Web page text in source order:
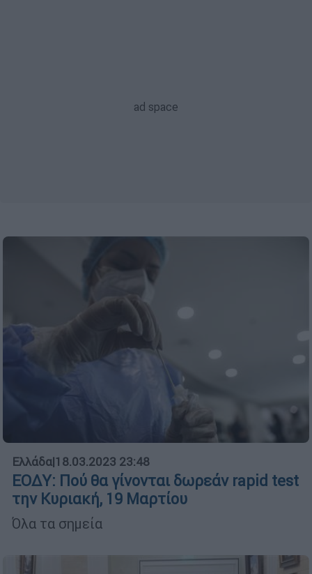
Ελλάδα|18.03.2023 23:48
ΕΟΔΥ: Πού θα γίνονται δωρεάν rapid test
την Κυριακή, 19 Μαρτίου
Όλα τα σημεία